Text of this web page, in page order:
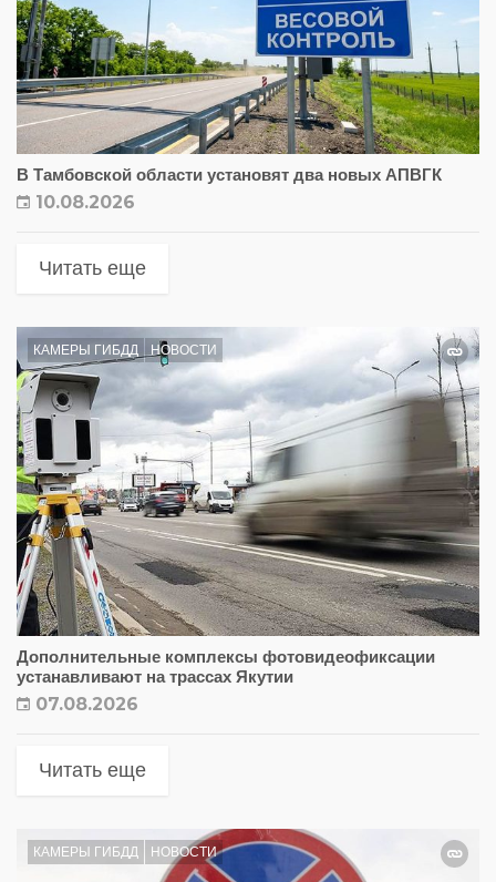
В Тамбовской области установят два новых АПВГК
10.08.2026
Читать еще
КАМЕРЫ ГИБДД НОВОСТИ
Дополнительные комплексы фотовидеофиксации
устанавливают на трассах Якутии
07.08.2026
Читать еще
КАМЕРЫ ГИБДД НОВОСТИ